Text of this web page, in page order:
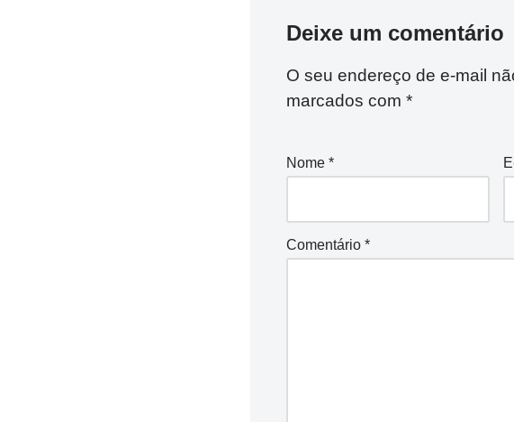
Deixe um comentário
O seu endereço de e-mail
marcados com *
Nome *
Comentário *